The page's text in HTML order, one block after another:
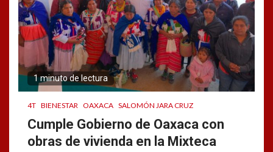
1 minuto de lectura
4T BIENESTAR OAXACA SALOMÓN JARA CRUZ
Cumple Gobierno de Oaxaca con
obras de vivienda en la Mixteca